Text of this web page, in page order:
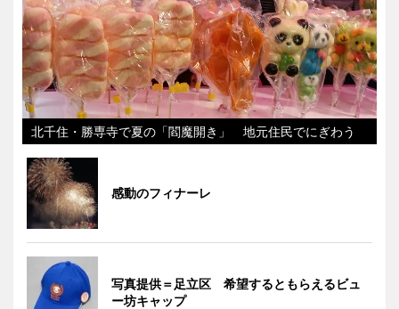
北千住・勝専寺で夏の「閻魔開き」 地元住民でにぎわう
感動のフィナーレ
写真提供＝足立区 希望するともらえるビュ
ー坊キャップ